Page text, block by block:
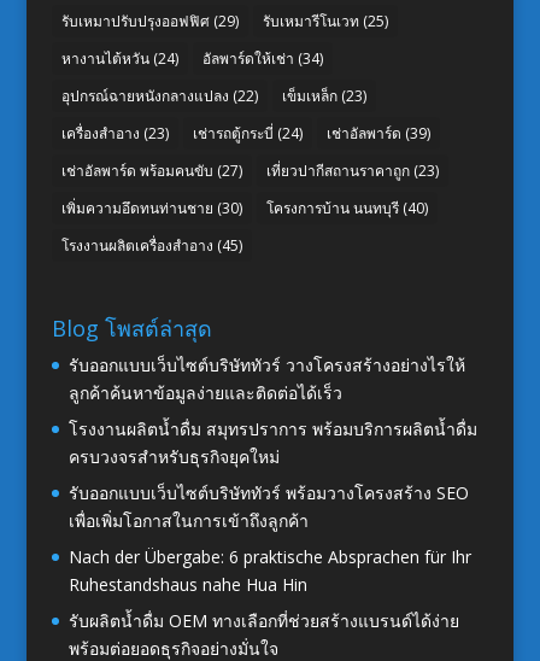
รับเหมาปรับปรุงออฟฟิศ(29) รับเหมารีโนเวท (25)
หางานไต้หวัน(24) อัลพาร์ดให้เช่า (34)
อุปกรณ์ฉายหนังกลางแปลง (22) เข็มเหล็ก(23)
เครื่องสำอาง (23) เช่ารถตู้กระบี่ (24) เช่าอัลพาร์ด (39)
เช่าอัลพาร์ด พร้อมคนขับ (27) เที่ยวปากีสถานราคาถูก(23)
เพิ่มความอึดทนท่านชาย (30) โครงการบ้าน นนทบุรี(40)
โรงงานผลิตเครื่องสำอาง (45)
Blog โพสต์ล่าสุด
รับออกแบบเว็บไซต์บริษัททัวร์ วางโครงสร้างอย่างไรให้
ลูกค้าค้นหาข้อมูลง่ายและติดต่อได้เร็ว
โรงงานผลิตน้ำดื่ม สมุทรปราการ พร้อมบริการผลิตน้ำดื่ม
ครบวงจรสำหรับธุรกิจยุคใหม่
รับออกแบบเว็บไซต์บริษัททัวร์ พร้อมวางโครงสร้าง SEO
เพื่อเพิ่มโอกาสในการเข้าถึงลูกค้า
Nach der Übergabe: 6 praktische Absprachen für Ihr
Ruhestandshaus nahe Hua Hin
รับผลิตน้ำดื่ม OEM ทางเลือกที่ช่วยสร้างแบรนด์ได้ง่าย
พร้อมต่อยอดธุรกิจอย่างมั่นใจ